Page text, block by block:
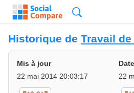
Historique de Travail
Mis à jour
22 mai 2014 20:03:17
22